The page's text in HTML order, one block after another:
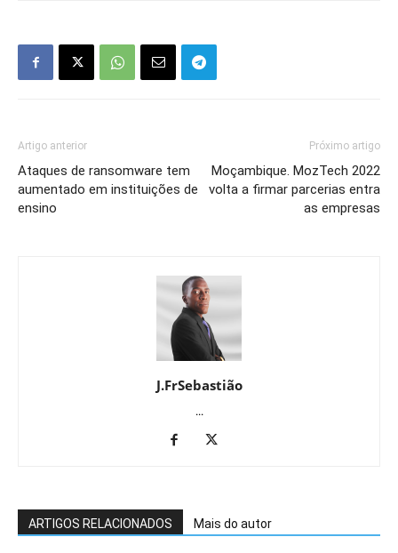
Artigo anterior
Ataques de ransomware tem
aumentado em instituições de
ensino
Próximo artigo
Moçambique. MozTech 2022
volta a firmar parcerias entra
as empresas
J.FrSebastião
...
ARTIGOS RELACIONADOS Mais do autor